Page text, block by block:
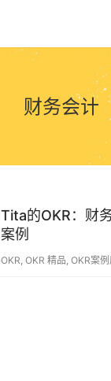
财务会计
Tita的OKR：财
案例
OKR, OKR 精品, OKR案